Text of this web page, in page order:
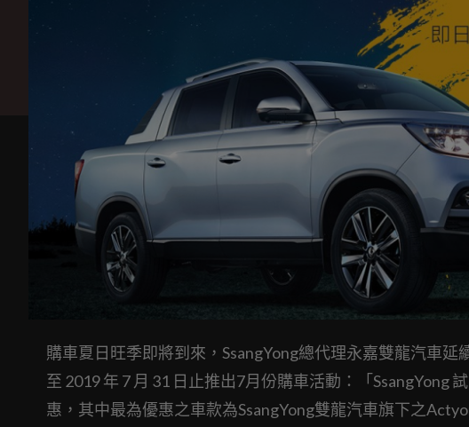
購車夏日旺季即將到來，SsangYong總代理永嘉雙龍汽車延
至 2019 年 7 月 31 日止推出7月份購車活動：「SsangYong
惠，其中最為優惠之車款為SsangYong雙龍汽車旗下之